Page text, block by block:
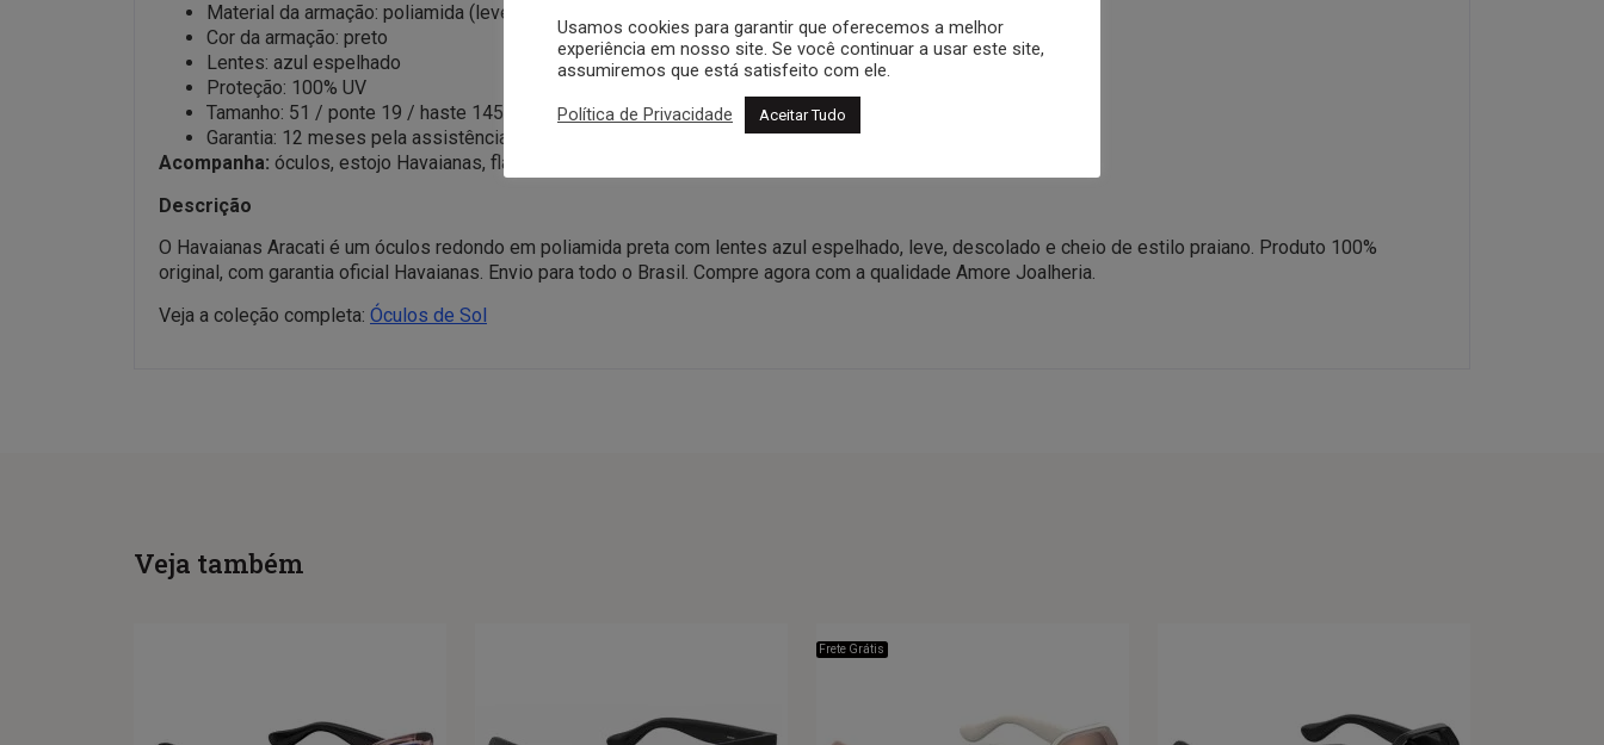
Material da armação: poliamida (leve e flexível)
Cor da armação: preto
Lentes: azul espelhado
Proteção: 100% UV
Tamanho: 51 / ponte 19 / haste 145
Garantia: 12 meses pela assistência técnica
Acompanha: óculos, estojo Havaianas, flanela de limpeza e certificado de autenticidade.
Descrição
O Havaianas Aracati é um óculos redondo em poliamida preta com lentes azul espelhado, leve, descolado e cheio de estilo praiano. Produto 100%
original, com garantia oficial Havaianas. Envio para todo o Brasil. Compre agora com a qualidade Amore Joalheria.
Veja a coleção completa: Óculos de Sol
Veja também
Frete Grátis
Usamos cookies para garantir que oferecemos a melhor
experiência em nosso site. Se você continuar a usar este site,
assumiremos que está satisfeito com ele.
Política de Privacidade Aceitar Tudo